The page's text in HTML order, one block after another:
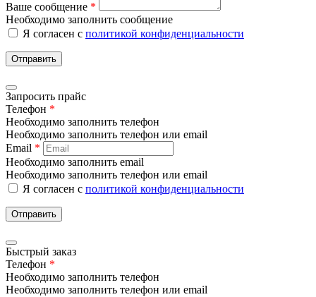
Ваше сообщение *
Необходимо заполнить сообщение
Я согласен с политикой конфиденциальности
Отправить
Запросить прайс
Телефон *
Необходимо заполнить телефон
Необходимо заполнить телефон или email
Email *
Необходимо заполнить email
Необходимо заполнить телефон или email
Я согласен с политикой конфиденциальности
Отправить
Быстрый заказ
Телефон *
Необходимо заполнить телефон
Необходимо заполнить телефон или email